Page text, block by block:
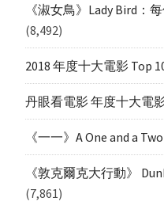
《淑女鳥》Lady Bird：
(8,492)
2018 年度十大電影 Top
丹眼看電影 年度十大電
《一一》A One and a
《敦克爾克大行動》
(7,861)